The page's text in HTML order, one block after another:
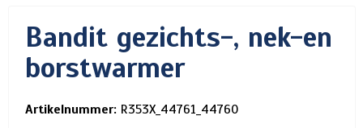
Bandit gezichts-, nek-en
borstwarmer
Artikelnummer: R353X_44761_44760